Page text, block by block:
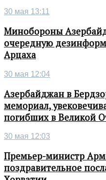
30 мая 13:11
Минобороны
очередную
Арцаха
30 мая 12:04
Азербайджан в
мемориал,
погибших в Великой
30 мая 12:03
Премьер-министр
поздравительное